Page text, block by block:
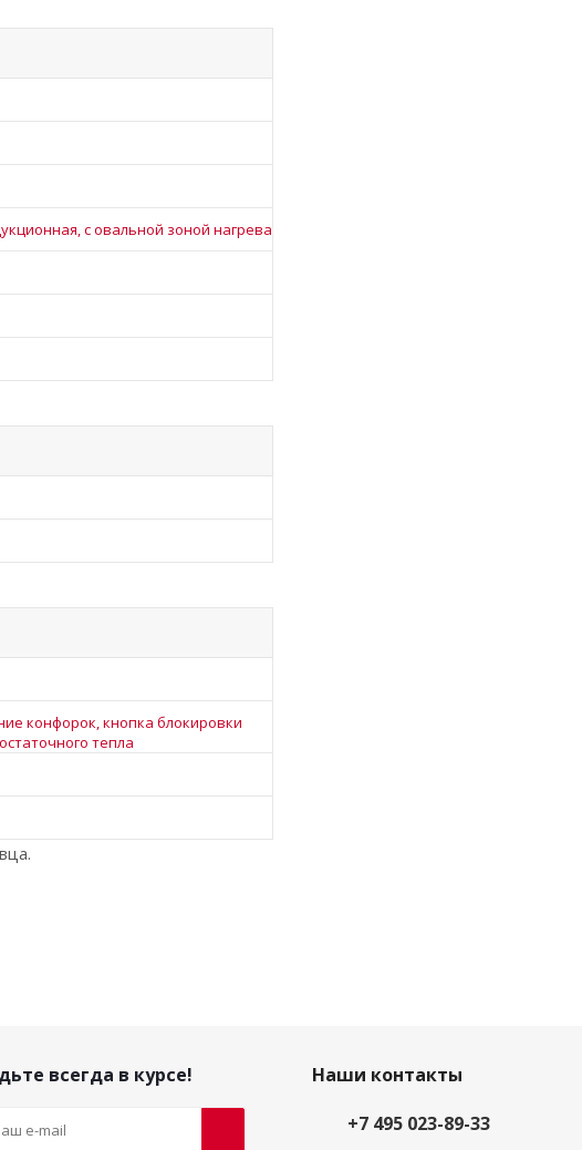
с овальной зоной нагрева
конфорок, кнопка блокировки
тепла
всегда в курсе!
Наши контакты
+7 495 023-89-33